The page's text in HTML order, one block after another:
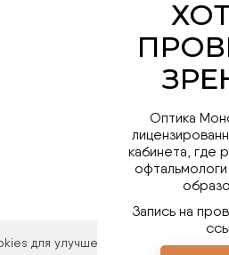
для улучшения работы сайта.
Оптика
кабинета, где
Запись на